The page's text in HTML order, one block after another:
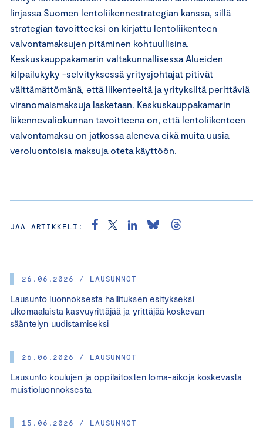
26.06.2026 / LAUSUNNOT
Lausunto luonnoksesta hallituksen esitykseksi
ulkomaalaista kasvuyrittäjää ja yrittäjää koskevan
sääntelyn uudistamiseksi
26.06.2026 / LAUSUNNOT
Lausunto koulujen ja oppilaitosten loma-aikoja koskevasta
muistioluonnoksesta
15.06.2026 / LAUSUNNOT
linjassa Suomen lentoliikennestrategian kanssa, sillä
strategian tavoitteeksi on kirjattu lentoliikenteen
valvontamaksujen pitäminen kohtuullisina.
Keskuskauppakamarin valtakunnallisessa Alueiden
kilpailukyky -selvityksessä yritysjohtajat pitivät
välttämättömänä, että liikenteeltä ja yrityksiltä perittäviä
viranomaismaksuja lasketaan. Keskuskauppakamarin
liikennevaliokunnan tavoitteena on, että lentoliikenteen
valvontamaksu on jatkossa aleneva eikä muita uusia
veroluontoisia maksuja oteta käyttöön.
JAA ARTIKKELI: